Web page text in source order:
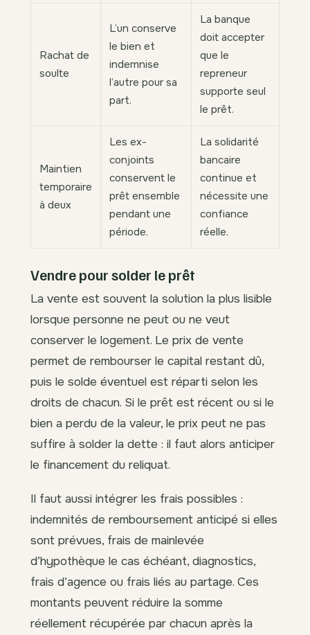
Rachat de
soulte
L’un conserve
le bien et
indemnise
l’autre pour sa
part.
La banque
doit accepter
que le
repreneur
supporte seul
le prêt.
Maintien
temporaire
à deux
Les ex-
conjoints
conservent le
prêt ensemble
pendant une
période.
La solidarité
bancaire
continue et
nécessite une
confiance
réelle.
Vendre pour solder le prêt
La vente est souvent la solution la plus lisible
lorsque personne ne peut ou ne veut
conserver le logement. Le prix de vente
permet de rembourser le capital restant dû,
puis le solde éventuel est réparti selon les
droits de chacun. Si le prêt est récent ou si le
bien a perdu de la valeur, le prix peut ne pas
suffire à solder la dette : il faut alors anticiper
le financement du reliquat.
Il faut aussi intégrer les frais possibles :
indemnités de remboursement anticipé si elles
sont prévues, frais de mainlevée
d’hypothèque le cas échéant, diagnostics,
frais d’agence ou frais liés au partage. Ces
montants peuvent réduire la somme
réellement récupérée par chacun après la